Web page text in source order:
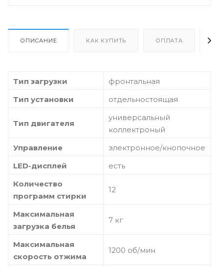
ОПИСАНИЕ КАК КУПИТЬ ОПЛАТА
Тип загрузки
фронтальная
Тип установки
отдельностоящая
Тип двигателя
универсальный
коллектроный
Управление
электронное/кнопочное
LED-дисплей
есть
Количество
программ стирки
12
Максимальная
загрузка белья
7 кг
Максимальная
скорость отжима
1200 об/мин